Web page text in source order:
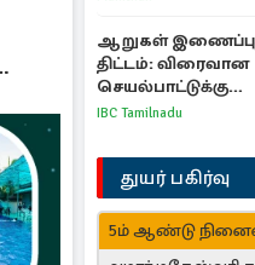
ஆறுகள்
திட்டம்: விரைவான
செயல்பாட்டுக்கு
பிரதமருக்கு
IBC Tamilnadu
துயர் பகிர்வு
5ம் ஆண்டு